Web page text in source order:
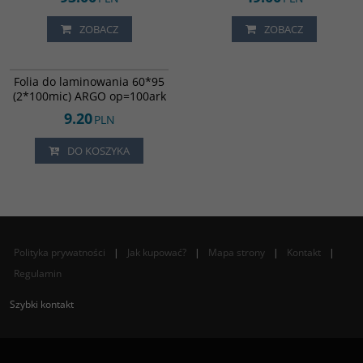
ZOBACZ ZOBACZ
Folia do laminowania 60*95
(2*100mic) ARGO op=100ark
9.20PLN
DO KOSZYKA
Polityka prywatności | Jak kupować? | Mapa strony | Kontakt
|
Regulamin
Szybki kontakt